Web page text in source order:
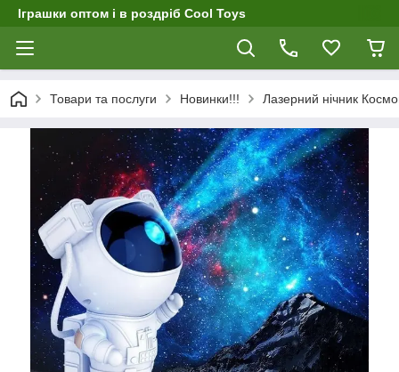
Іграшки оптом і в роздріб Cool Toys
Товари та послуги Новинки!!! Лазерний нічник